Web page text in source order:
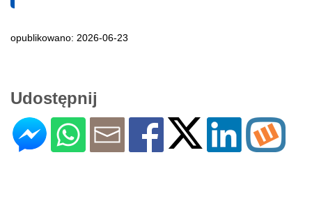
opublikowano: 2026-06-23
Udostępnij